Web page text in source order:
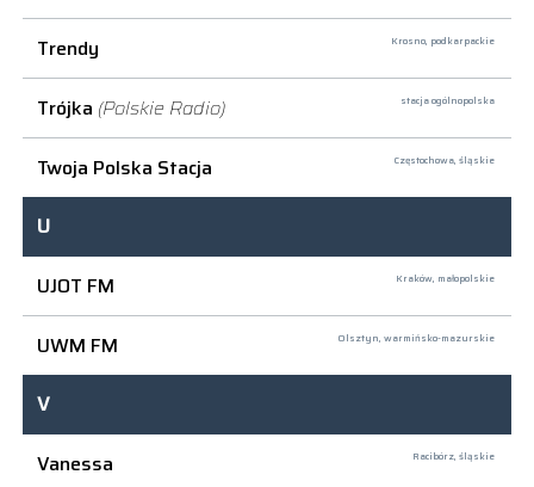
Trendy Krosno, podkarpackie
Trójka (Polskie Radio) stacja ogólnopolska
Twoja Polska Stacja Częstochowa, śląskie
U
UJOT FM
Kraków, małopolskie
UWM FM Olsztyn, warmińsko-mazurskie
V
Vanessa
Racibórz, śląskie